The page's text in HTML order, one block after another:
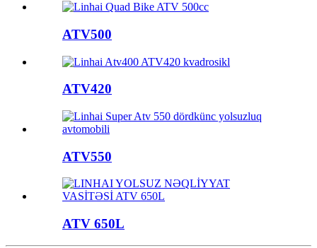
ATV500
ATV420
ATV550
ATV 650L